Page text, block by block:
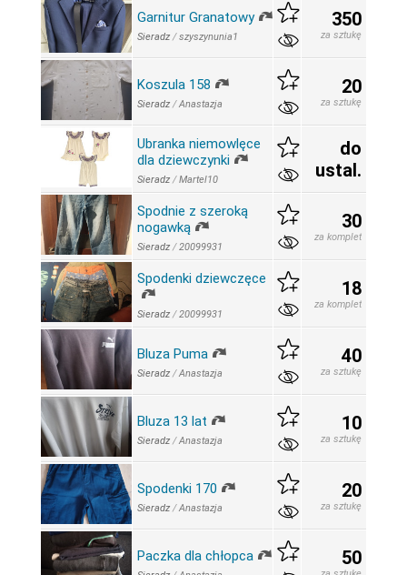
Garnitur Granatowy
Sieradz /szyszynunia1
350
za sztukę
Koszula 158
Sieradz /Anastazja
20
za sztukę
Ubranka niemowlęce
dla dziewczynki
Sieradz /Martel10
do
ustal.
Spodnie z szeroką
nogawką
Sieradz /20099931
30
za komplet
Spodenki dziewczęce
Sieradz /20099931
18
za komplet
Bluza Puma
Sieradz /Anastazja
40
za sztukę
Bluza 13 lat
Sieradz /Anastazja
10
za sztukę
Spodenki 170
Sieradz /Anastazja
20
za sztukę
Paczka dla chłopca 50